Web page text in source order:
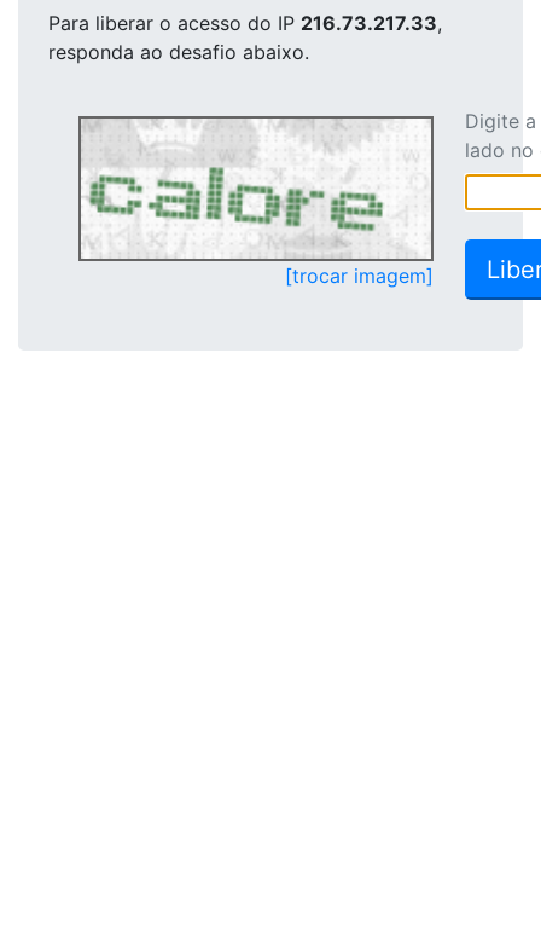
Para liberar o acesso do IP 216.73.217.33,
responda ao desafio abaixo.
[trocar imagem]
Digite
lado no